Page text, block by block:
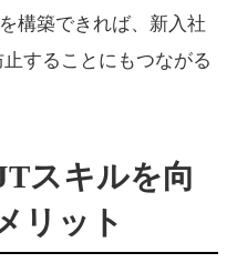
構築できれば、新入社
することにもつながる
スキルを向
リット